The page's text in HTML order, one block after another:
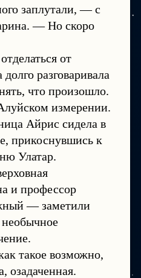
заплутали, — с
— Но скоро
от
разговаривала
что произошло.
измерении.
Айрис сидела в
прикоснувшись к
Улатар.
и профессор
— заметили
такое возможно,
озадаченная.